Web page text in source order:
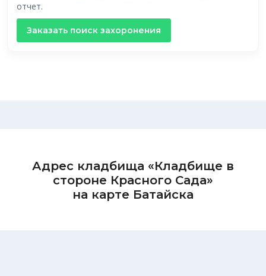
отчет.
Заказать поиск захоронения
Адрес кладбища «Кладбище в
стороне Красного Сада»
на карте Батайска